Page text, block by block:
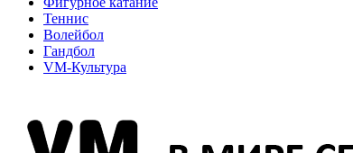
Теннис
Волейбол
Гандбол
VM-Культура